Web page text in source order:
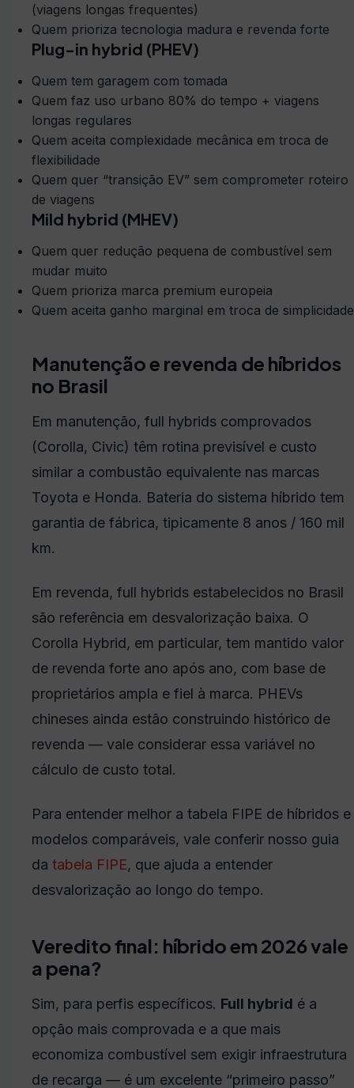
(viagens longas frequentes)
Quem prioriza tecnologia madura e revenda forte
Plug-in hybrid (PHEV)
Quem tem garagem com tomada
Quem faz uso urbano 80% do tempo + viagens
longas regulares
Quem aceita complexidade mecânica em troca de
flexibilidade
Quem quer “transição EV” sem comprometer roteiro
de viagens
Mild hybrid (MHEV)
Quem quer redução pequena de combustível sem
mudar muito
Quem prioriza marca premium europeia
Quem aceita ganho marginal em troca de simplicidade
Manutenção e revenda de híbridos
no Brasil
Em manutenção, full hybrids comprovados
(Corolla, Civic) têm rotina previsível e custo
similar a combustão equivalente nas marcas
Toyota e Honda. Bateria do sistema híbrido tem
garantia de fábrica, tipicamente 8 anos / 160 mil
km.
Em revenda, full hybrids estabelecidos no Brasil
são referência em desvalorização baixa. O
Corolla Hybrid, em particular, tem mantido valor
de revenda forte ano após ano, com base de
proprietários ampla e fiel à marca. PHEVs
chineses ainda estão construindo histórico de
revenda — vale considerar essa variável no
cálculo de custo total.
Para entender melhor a tabela FIPE de híbridos e
modelos comparáveis, vale conferir nosso guia
da tabela FIPE, que ajuda a entender
desvalorização ao longo do tempo.
Veredito final: híbrido em 2026 vale
a pena?
Sim, para perfis específicos. Full hybrid é a
opção mais comprovada e a que mais
economiza combustível sem exigir infraestrutura
de recarga — é um excelente “primeiro passo”